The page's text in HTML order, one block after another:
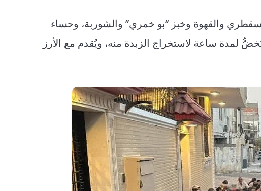
والقهوة وخبز “بو خمري” والشوربة، وحساء
لمدة ساعة لاستخراج الزبدة منه، ويُقدم مع الأرز